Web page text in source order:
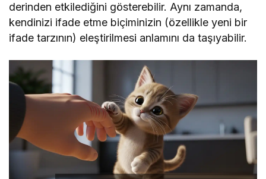
derinden etkilediğini gösterebilir. Aynı zamanda,
kendinizi ifade etme biçiminizin (özellikle yeni bir
ifade tarzının) eleştirilmesi anlamını da taşıyabilir.